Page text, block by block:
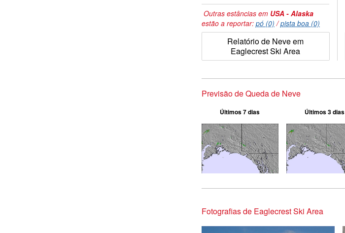
Outras estâncias em USA - Alaska
estão a reportar: pó (0) /pista boa (0)
Relatório de Neve em
Eaglecrest Ski Area
Previsão de Queda de Neve
Últimos 7 dias Últimos 3 dias
Fotografias de Eaglecrest Ski Area